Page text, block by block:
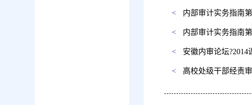
< 内部审计实务指南
< 内部审计实务指南
< 安徽内审论坛?2014
< 高校处级干部经责